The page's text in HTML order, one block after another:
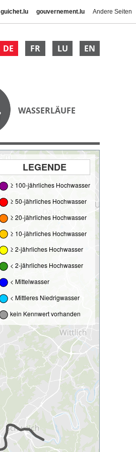
guichet.lu gouvernement.lu Andere Seiten
DE FR LU EN
WASSERLÄUFE
LEGENDE
≥ 100-jährliches Hochwasser
≥ 50-jährliches Hochwasser
≥ 20-jährliches Hochwasser
≥ 10-jährliches Hochwasser
≥ 2-jährliches Hochwasser
< 2-jährliches Hochwasser
< Mittelwasser
< Mittleres Niedrigwasser
kein Kennwert vorhanden